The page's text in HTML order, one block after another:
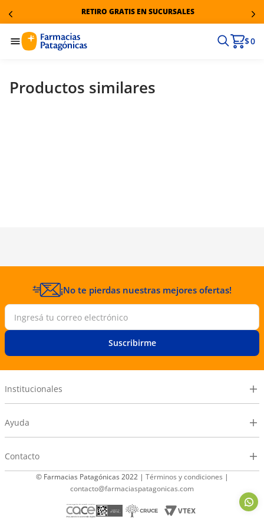
RETIRO GRATIS EN SUCURSALES
$ 0
Productos similares
¡No te pierdas nuestras mejores ofertas!
Suscribirme
Institucionales
Ayuda
Contacto
© Farmacias Patagónicas 2022 | Términos y condiciones |
contacto@farmaciaspatagonicas.com